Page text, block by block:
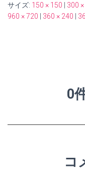
サイズ: 150 × 150 | 300
960 × 720 | 360 × 240 |
0
コ